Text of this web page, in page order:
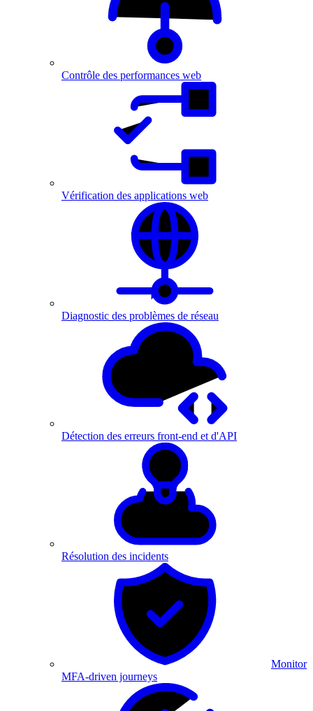
Contrôle des performances web
Vérification des applications web
Diagnostic des problèmes de réseau
Détection des erreurs front-end et d'API
Résolution des incidents
Monitor
MFA-driven journeys